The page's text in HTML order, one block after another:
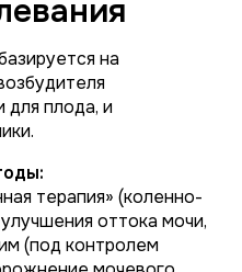
на
для плода, и
терапия» (коленно-
оттока мочи,
(под контролем